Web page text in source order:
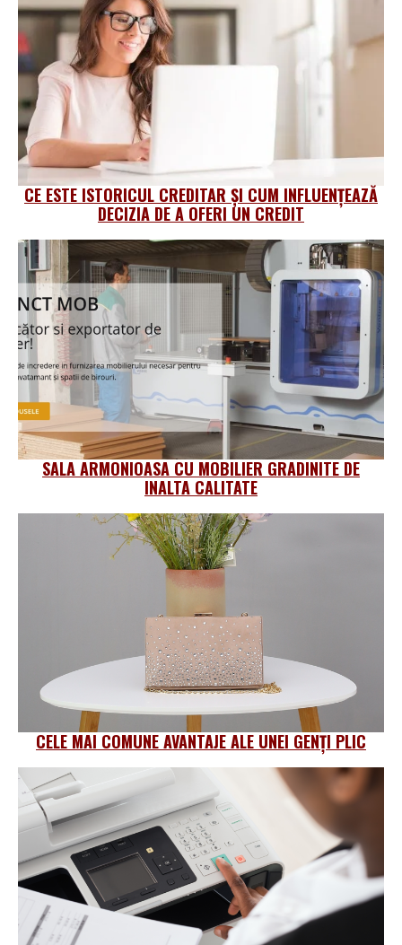
CE ESTE ISTORICUL CREDITAR ȘI CUM INFLUENȚEAZĂ
DECIZIA DE A OFERI UN CREDIT
SALA ARMONIOASA CU MOBILIER GRADINITE DE
INALTA CALITATE
CELE MAI COMUNE AVANTAJE ALE UNEI GENȚI PLIC